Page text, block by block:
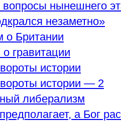
нынешнего
незаметно»
о Британии
гравитации
истории
истории — 2
либерализм
а Бог